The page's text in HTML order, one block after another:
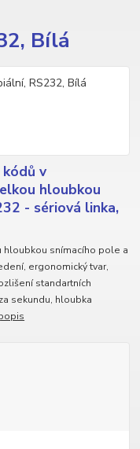
Bílá
kódů v
hloubkou
- sériová linka,
hloubkou snímacího pole a
ergonomický tvar,
standartních
sekundu, hloubka